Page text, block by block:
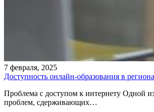
7 февраля, 2025
Доступность онлайн-образования в
Проблема с доступом к интернету Одной
проблем, сдерживающих…